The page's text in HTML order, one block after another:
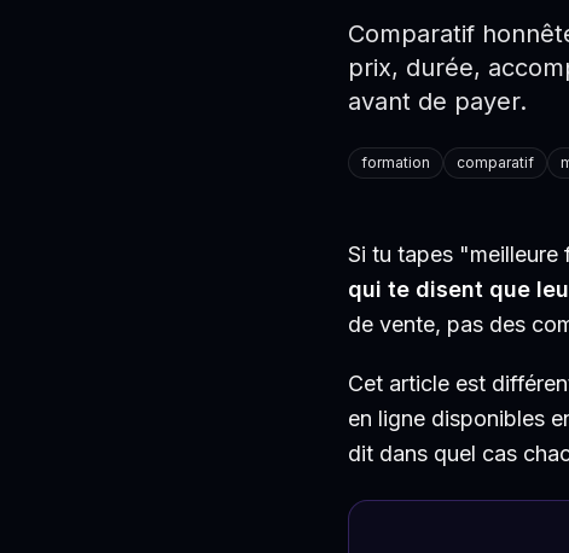
Comparatif
prix, durée,
avant de payer.
formation comparatif
Si tu tapes
qui te disent que
de vente, pas des
Cet article est
en ligne disponibles
dit dans quel cas